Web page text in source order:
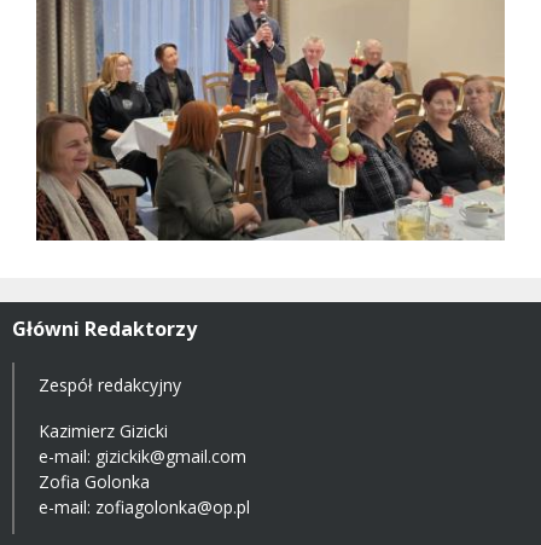
Główni Redaktorzy
Zespół redakcyjny
Kazimierz Gizicki
e-mail: gizickik@gmail.com
Zofia Golonka
e-mail: zofiagolonka@op.pl